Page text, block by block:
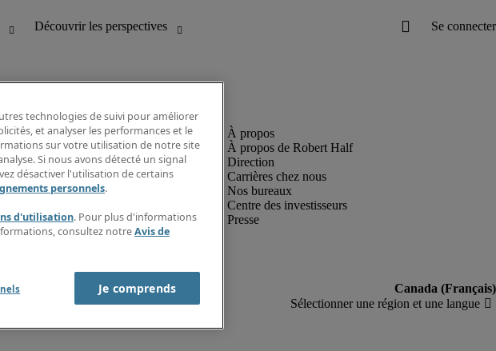
les perspectives
d’emplois
de temps
nous
À propos de Robert Half
Direction
Carrières chez nous
Nos bureaux
Centre des investisseurs
Presse
technologies de suivi pour améliorer
et analyser les performances et le
sur votre utilisation de notre site
Si nous avons détecté un signal
désactiver l'utilisation de certains
personnels.
d'utilisation. Pour plus d'informations
consultez notreAvis de
Je comprends